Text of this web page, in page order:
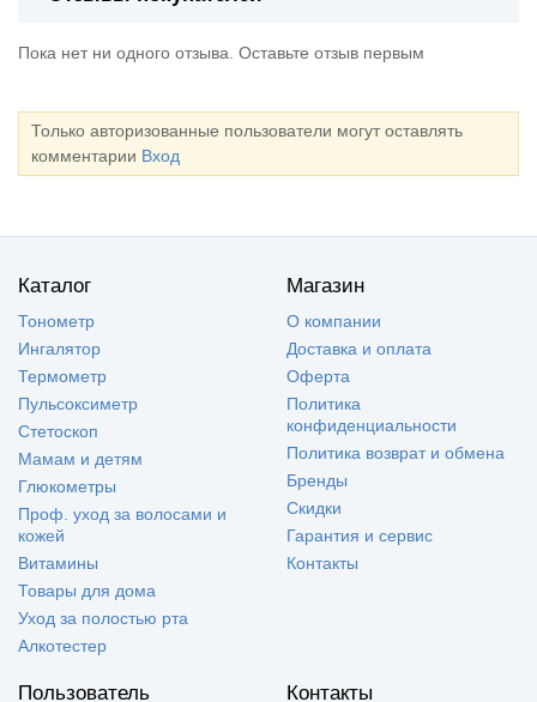
Пока нет ни одного отзыва. Оставьте отзыв первым
Только авторизованные пользователи могут оставлять
комментарии Вход
Каталог
Тонометр
Ингалятор
Термометр
Пульсоксиметр
Стетоскоп
Мамам и детям
Глюкометры
Проф. уход за волосами и
кожей
Витамины
Товары для дома
Уход за полостью рта
Алкотестер
Магазин
О компании
Доставка и оплата
Оферта
Политика
конфиденциальности
Политика возврат и обмена
Бренды
Скидки
Гарантия и сервис
Контакты
Пользователь Контакты